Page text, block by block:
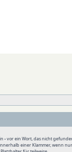
-vor ein Wort, das nicht
einer Klammer, wenn nur